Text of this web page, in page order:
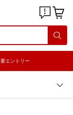
要エントリー